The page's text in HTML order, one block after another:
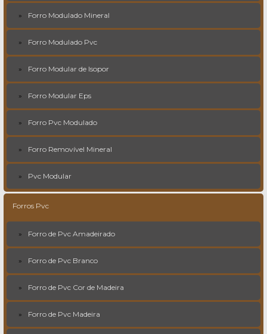
Forro Modulado Mineral
Forro Modulado Pvc
Forro Modular de Isopor
Forro Modular Eps
Forro Pvc Modulado
Forro Removível Mineral
Pvc Modular
Forros Pvc
Forro de Pvc Amadeirado
Forro de Pvc Branco
Forro de Pvc Cor de Madeira
Forro de Pvc Madeira